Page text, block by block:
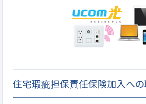
住宅瑕疵担保責任保険加入への